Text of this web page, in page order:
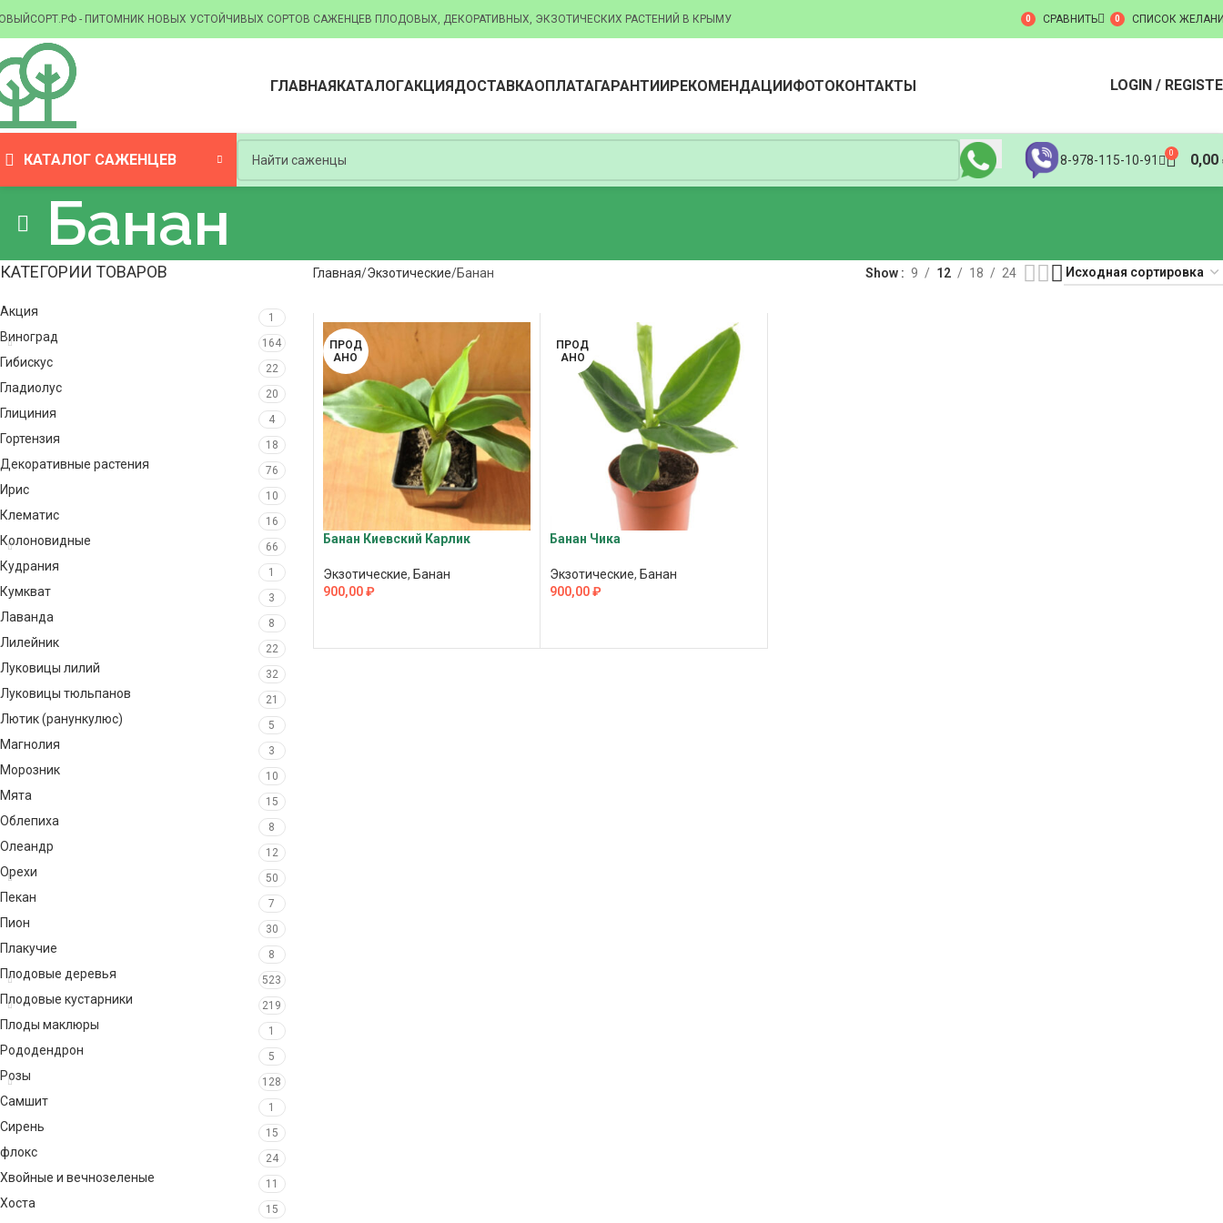
- ПИТОМНИК НОВЫХ УСТОЙЧИВЫХ СОРТОВ САЖЕНЦЕВ ПЛОДОВЫХ, ДЕКОРАТИВНЫХ, ЭКЗОТИЧЕСКИХ РАСТЕНИЙ В КРЫМУ 0 СРАВНИТЬ 0 СПИСОК
ГЛАВНАЯКАТАЛОГАКЦИЯДОСТАВКАОПЛАТАГАРАНТИИРЕКОМЕНДАЦИИФОТОКОНТАКТЫ LOGIN /
КАТАЛОГ САЖЕНЦЕВ 8-978-115-10-91 0 0,00
Банан
КАТЕГОРИИ ТОВАРОВ
Акция 1
Виноград 164
Гибискус 22
Гладиолус 20
Глициния 4
Гортензия 18
Декоративные растения 76
Ирис 10
Клематис 16
Колоновидные 66
Кудрания 1
Кумкват 3
Лаванда 8
Лилейник 22
Луковицы лилий 32
Луковицы тюльпанов 21
Лютик (ранункулюс) 5
Магнолия 3
Морозник 10
Мята 15
Облепиха 8
Олеандр 12
Орехи 50
Пекан 7
Пион 30
Плакучие 8
Плодовые деревья 523
Плодовые кустарники 219
Плоды маклюры 1
Рододендрон 5
Розы 128
Самшит 1
Сирень 15
флокс 24
Хвойные и вечнозеленые 11
Хоста 15
Главная Экзотические Банан Show 9 12 18 24
ПРОД
АНО
Банан Киевский Карлик
Экзотические, Банан
900,00₽
ПРОД
АНО
Банан Чика
Экзотические, Банан
900,00₽